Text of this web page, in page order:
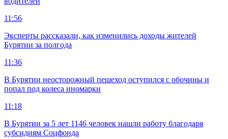
11:56
Эксперты рассказали, как изменились доходы жителей
Бурятии за полгода
11:36
В Бурятии неосторожный пешеход оступился с обочины и
попал под колеса иномарки
11:18
В Бурятии за 5 лет 1146 человек нашли работу благодаря
субсидиям Соцфонда